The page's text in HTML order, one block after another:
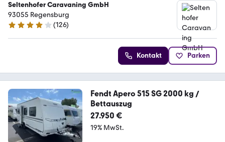
Seltenhofer Caravaning GmbH
93055 Regensburg
4.2 Sterne
(126)
Kontakt Parken
Fendt Apero 515 SG 2000 kg /
Bettauszug
27.950 €
19% MwSt.